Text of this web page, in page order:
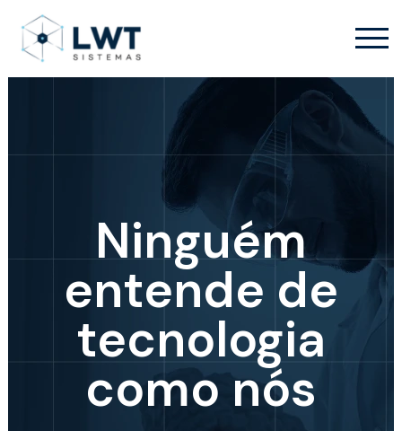
Ninguém
entende de
tecnologia
como nós